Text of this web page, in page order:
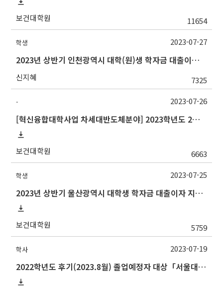
보건대학원 11654
학생
2023년 상반기 인천광역시 대학(원)생 학자금 대출이자 지원사업 안내
신지혜 7325
2023-07-27
-
[혁신융합대학사업 차세대반도체분야] 2023학년도 2학기 대구대학교 교류 수학 안내
보건대학원 6663
2023-07-26
학생
2023년 상반기 울산광역시 대학생 학자금 대출이자 지원사업 안내
보건대학원 5759
2023-07-25
학사
2022학년도 후기(2023.8월) 졸업예정자 대상「서울대학교 교과인증과정」이수 신청 안내
2023-07-19